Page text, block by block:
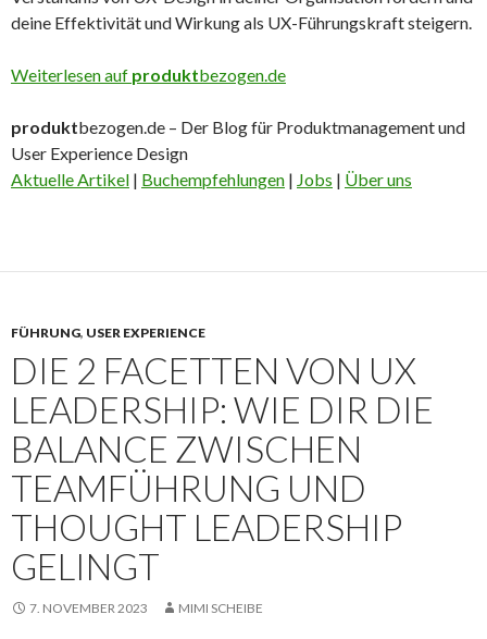
deine Effektivität und Wirkung als UX-Führungskraft steigern.
Weiterlesen auf produktbezogen.de
produktbezogen.de – Der Blog für Produktmanagement und
User Experience Design
Aktuelle Artikel | Buchempfehlungen | Jobs | Über uns
FÜHRUNG, USER EXPERIENCE
DIE 2 FACETTEN VON UX
LEADERSHIP: WIE DIR DIE
BALANCE ZWISCHEN
TEAMFÜHRUNG UND
THOUGHT LEADERSHIP
GELINGT
7. NOVEMBER 2023 MIMI SCHEIBE